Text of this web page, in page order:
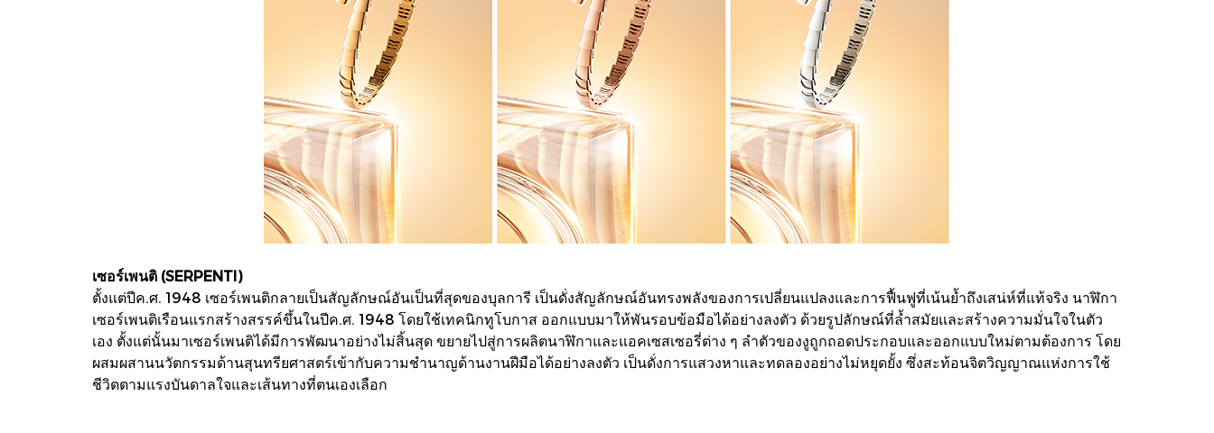
เซอร์เพนติ (SERPENTI)
ตั้งแต่ปีค.ศ. 1948 เซอร์เพนติกลายเป็นสัญลักษณ์อันเป็นที่สุดของบุลการี เป็นดั่งสัญลักษณ์อันทรงพลังของการเปลี่ยนแปลงและการฟื้นฟูที่เน้นย้ำถึงเสน่ห์ที่แท้จริง นาฬิกา
เซอร์เพนติเรือนแรกสร้างสรรค์ขึ้นในปีค.ศ. 1948 โดยใช้เทคนิกทูโบกาส ออกแบบมาให้พันรอบข้อมือได้อย่างลงตัว ด้วยรูปลักษณ์ที่ล้ำสมัยและสร้างความมั่นใจในตัว
เอง ตั้งแต่นั้นมาเซอร์เพนติได้มีการพัฒนาอย่างไม่สิ้นสุด ขยายไปสู่การผลิตนาฬิกาและแอคเซสเซอรี่ต่าง ๆ ลำตัวของงูถูกถอดประกอบและออกแบบใหม่ตามต้องการ โดย
ผสมผสานนวัตกรรมด้านสุนทรียศาสตร์เข้ากับความชำนาญด้านงานฝีมือได้อย่างลงตัว เป็นดั่งการแสวงหาและทดลองอย่างไม่หยุดยั้ง ซึ่งสะท้อนจิตวิญญาณแห่งการใช้
ชีวิตตามแรงบันดาลใจและเส้นทางที่ตนเองเลือก